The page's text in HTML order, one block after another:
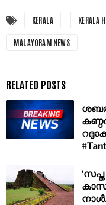
KERALA KERALA
MALAYORAM NEWS